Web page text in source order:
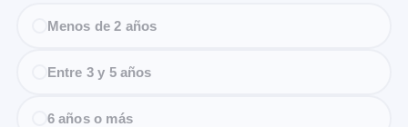
Menos de 2 años
Entre 3 y 5 años
6 años o más